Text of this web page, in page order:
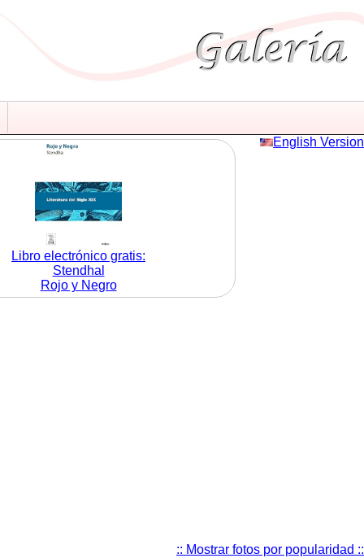
English Version
Libro electrónico gratis:
Stendhal
Rojo y Negro
:: Mostrar fotos por popularidad ::